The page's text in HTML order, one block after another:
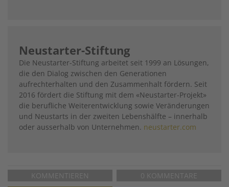
Neustarter-Stiftung
Die Neustarter-Stiftung arbeitet seit 1999 an Lösungen,
die den Dialog zwischen den Generationen
aufrechterhalten und den Zusammenhalt fördern. Seit
2016 fördert die Stiftung mit dem «Neustarter-Projekt»
die berufliche Weiterentwicklung sowie Veränderungen
und Neustarts in der zweiten Lebenshälfte – innerhalb
oder ausserhalb von Unternehmen. neustarter.com
KOMMENTIEREN
0 KOMMENTARE